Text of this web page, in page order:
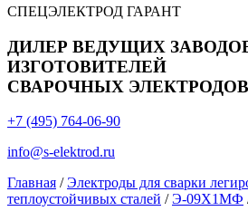
СПЕЦЭЛЕКТРОД ГАРАНТ
ДИЛЕР ВЕДУЩИХ
ИЗГОТОВИТЕЛЕЙ
СВАРОЧНЫХ ЭЛЕКТРОДОВ
+7 (495) 764-06-90
info@s-elektrod.ru
Главная /Электроды для сварки
теплоустойчивых сталей /Э-09Х1МФ